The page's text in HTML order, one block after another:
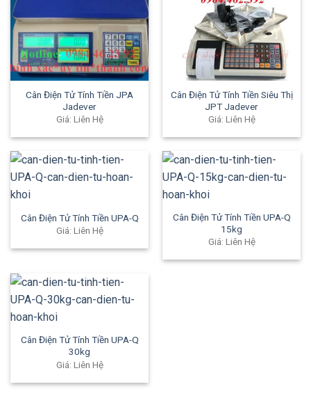
Cân Điện Tử Tính Tiền JPA
Jadever
Giá: Liên Hệ
Cân Điện Tử Tính Tiền Siêu Thị
JPT Jadever
Giá: Liên Hệ
Cân Điện Tử Tính Tiền UPA-Q
Giá: Liên Hệ
Cân Điện Tử Tính Tiền UPA-Q
15kg
Giá: Liên Hệ
Cân Điện Tử Tính Tiền UPA-Q
30kg
Giá: Liên Hệ